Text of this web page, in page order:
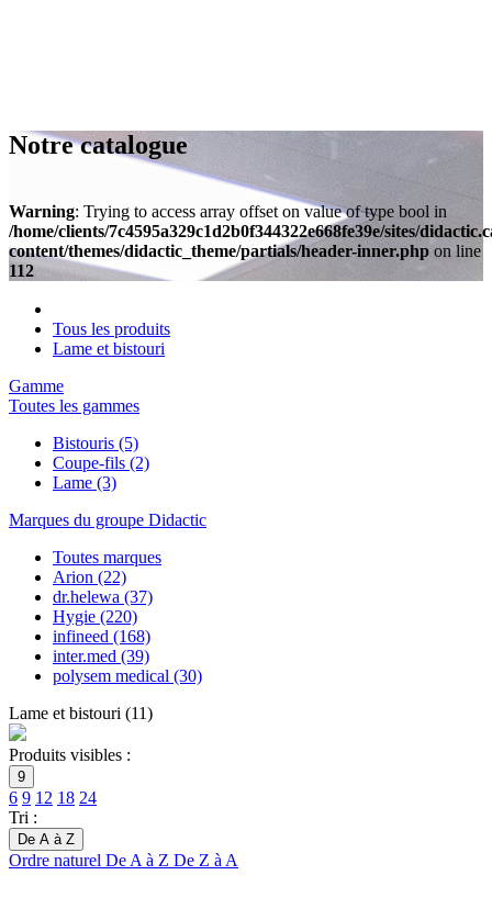
Notre catalogue
Warning: Trying to access array offset on value of type bool in
/home/clients/7c4595a329c1d2b0f344322e668fe39e/sites/
content/themes/didactic_theme/partials/header-inner.php on line
112
Tous les produits
Lame et bistouri
Gamme
Toutes les gammes
Bistouris (5)
Coupe-fils (2)
Lame (3)
Marques du groupe Didactic
Toutes marques
Arion (22)
dr.helewa (37)
Hygie (220)
infineed (168)
inter.med (39)
polysem medical (30)
Lame et bistouri (11)
Produits visibles :
9
6 9 12 18 24
Tri :
De A à Z
Ordre naturel De A à Z De Z à A